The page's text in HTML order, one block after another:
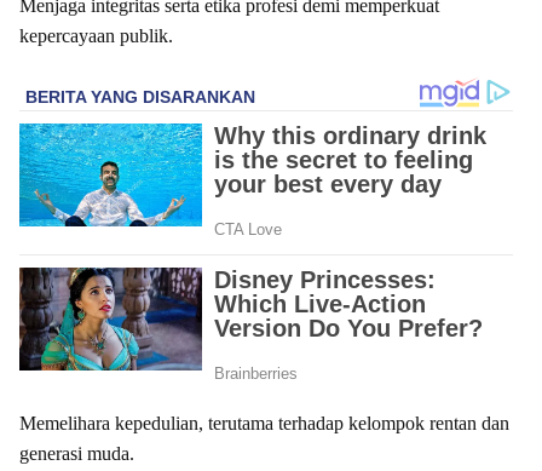
Menjaga integritas serta etika profesi demi memperkuat
kepercayaan publik.
Memelihara kepedulian, terutama terhadap kelompok rentan dan
generasi muda.